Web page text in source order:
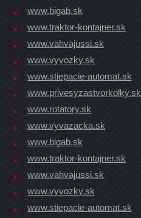
www.bigab.sk
www.traktor-kontajner.sk
www.vahvajussi.sk
www.vyvozky.sk
www.stiepacie-automat.sk
www.privesyzastvorkolky.sk
www.rotatory.sk
www.vyvazacka.sk
www.bigab.sk
www.traktor-kontajner.sk
www.vahvajussi.sk
www.vyvozky.sk
www.stiepacie-automat.sk